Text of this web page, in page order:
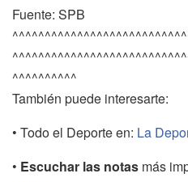
Fuente: SPB
^^^^^^^^^^
También puede interesarte:
• Todo el Deporte en: La
• Escuchar las notas más